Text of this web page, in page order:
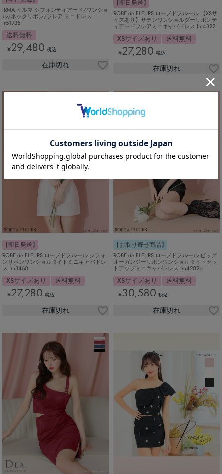
IRMA イルマ シフォンティアード/ワンショ
ル/ネックリボン/フレア ミニドレス
ir51935
送料無料
¥29,480 税込
在庫切れ
【即日発送】
ROBE de FLEURS ローブドフルール 【XSサ
イズあり】サテンワンショルダーリボンテ
ィアードフレアミニキャバドレス fm4322
XSサイズあり 送料無料
¥27,280 税込
在庫切れ
【即日発送】
ROBE de FLEURS ローブドフルール シフォ
ンリボンワンショルタイトミニキャバドレ
ス fm3460
XSサイズあり 送料無料
¥27,280 税込
在庫切れ
【お取り寄せ商品】
ROBE de FLEURS ローブドフルール ビッグ
オーガンジーリボンワンショルタイトセッ
トアップミニキャバドレス fm4202-c
XSサイズあり 送料無料
¥30,580 税込
在庫切れ